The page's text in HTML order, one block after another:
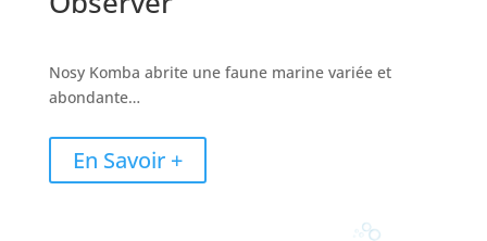
Nosy Komba abrite une faune marine variée et
abondante…
En Savoir +